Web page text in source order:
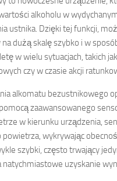
alkoholu w
ustnika. Dzięki tej funkcji,
dużą skalę szybko i w
w wielu sytuacjach, takich
czy w czasie akcji
alkomatu bezustnikowego
zaawansowanego
w kierunku urządzenia,
powietrza, wykrywając
szybki, często trwający
uzyskanie